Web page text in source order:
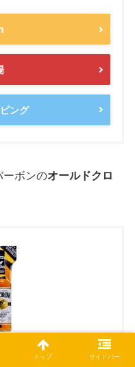
ング
ボンのオールドクロ
なし 700ml 正規
トップ サイドバー